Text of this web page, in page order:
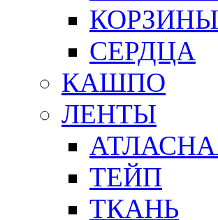
СЕРДЦА
КАШПО
ЛЕНТЫ
ТЕЙП
ТКАНЬ